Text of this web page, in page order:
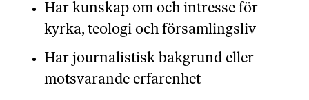
Har kunskap om och intresse för
kyrka, teologi och församlingsliv
Har journalistisk bakgrund eller
motsvarande erfarenhet